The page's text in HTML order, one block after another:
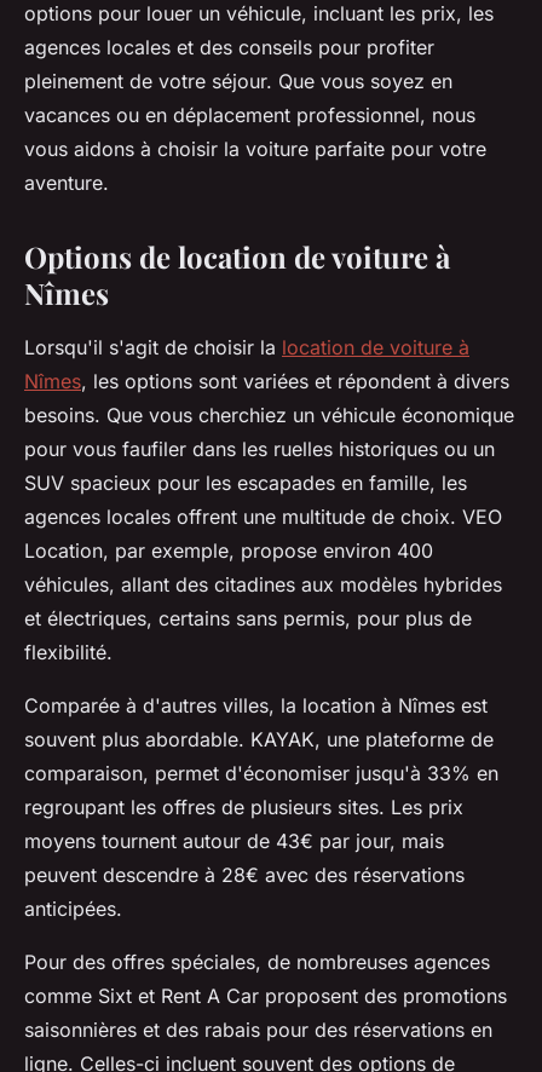
Martin•21 janvier 2025• 6 min de lecture
options pour louer un véhicule, incluant les prix, les
agences locales et des conseils pour profiter
pleinement de votre séjour. Que vous soyez en
vacances ou en déplacement professionnel, nous
vous aidons à choisir la voiture parfaite pour votre
aventure.
Options de location de voiture à
Nîmes
Lorsqu'il s'agit de choisir la location de voiture à
Nîmes, les options sont variées et répondent à divers
besoins. Que vous cherchiez un véhicule économique
pour vous faufiler dans les ruelles historiques ou un
SUV spacieux pour les escapades en famille, les
agences locales offrent une multitude de choix. VEO
Location, par exemple, propose environ 400
véhicules, allant des citadines aux modèles hybrides
et électriques, certains sans permis, pour plus de
flexibilité.
Comparée à d'autres villes, la location à Nîmes est
souvent plus abordable. KAYAK, une plateforme de
comparaison, permet d'économiser jusqu'à 33% en
regroupant les offres de plusieurs sites. Les prix
moyens tournent autour de 43€ par jour, mais
peuvent descendre à 28€ avec des réservations
anticipées.
Pour des offres spéciales, de nombreuses agences
comme Sixt et Rent A Car proposent des promotions
saisonnières et des rabais pour des réservations en
ligne. Celles-ci incluent souvent des options de